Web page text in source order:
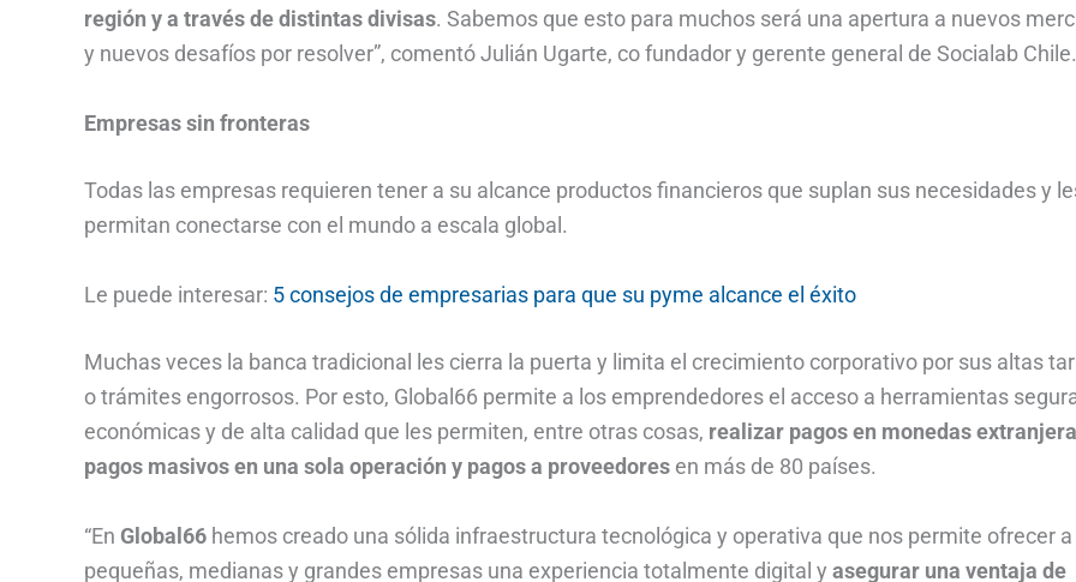
región y a través de distintas divisas. Sabemos que esto para muchos será una apertura a nuevos
y nuevos desafíos por resolver”, comentó Julián Ugarte, co fundador y gerente general de Socialab Chile.
Empresas sin fronteras
Todas las empresas requieren tener a su alcance productos financieros que suplan sus necesidades y
permitan conectarse con el mundo a escala global.
Le puede interesar: 5 consejos de empresarias para que su pyme alcance el éxito
Muchas veces la banca tradicional les cierra la puerta y limita el crecimiento corporativo por sus altas
o trámites engorrosos. Por esto, Global66 permite a los emprendedores el acceso a herramientas
económicas y de alta calidad que les permiten, entre otras cosas, realizar pagos en monedas
pagos masivos en una sola operación y pagos a proveedores en más de 80 países.
“En Global66 hemos creado una sólida infraestructura tecnológica y operativa que nos permite ofrecer a
pequeñas, medianas y grandes empresas una experiencia totalmente digital y asegurar una ventaja de